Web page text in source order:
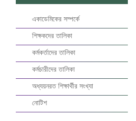
একাডেমিকের সম্পর্কে
শিক্ষকদের তালিকা
কর্মকর্তাদের তালিকা
কর্মচারীদের তালিকা
অধ্যয়নরত শিক্ষার্থীর সংখ্যা
নোটিশ